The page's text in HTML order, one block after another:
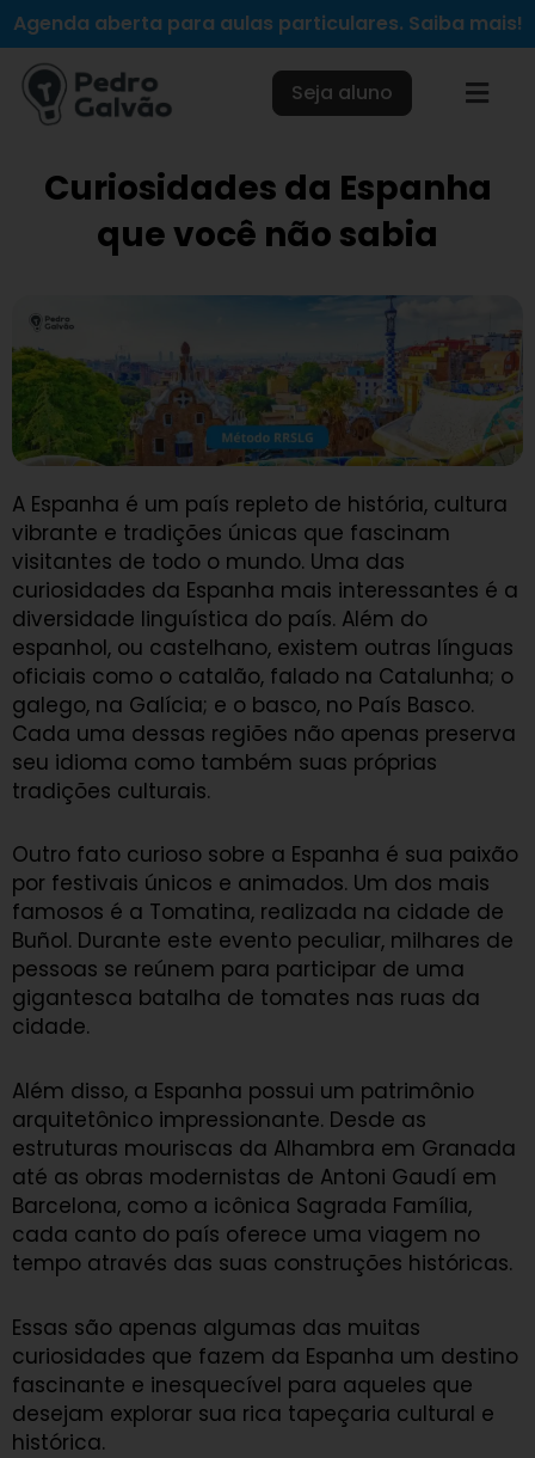
para
conteúdo
Agenda aberta para aulas particulares. Saiba mais!
Seja aluno
Curiosidades da Espanha
que você não sabia
A Espanha é um país repleto de história, cultura
vibrante e tradições únicas que fascinam
visitantes de todo o mundo. Uma das
curiosidades da Espanha mais interessantes é a
diversidade linguística do país. Além do
espanhol, ou castelhano, existem outras línguas
oficiais como o catalão, falado na Catalunha; o
galego, na Galícia; e o basco, no País Basco.
Cada uma dessas regiões não apenas preserva
seu idioma como também suas próprias
tradições culturais.
Outro fato curioso sobre a Espanha é sua paixão
por festivais únicos e animados. Um dos mais
famosos é a Tomatina, realizada na cidade de
Buñol. Durante este evento peculiar, milhares de
pessoas se reúnem para participar de uma
gigantesca batalha de tomates nas ruas da
cidade.
Além disso, a Espanha possui um patrimônio
arquitetônico impressionante. Desde as
estruturas mouriscas da Alhambra em Granada
até as obras modernistas de Antoni Gaudí em
Barcelona, como a icônica Sagrada Família,
cada canto do país oferece uma viagem no
tempo através das suas construções históricas.
Essas são apenas algumas das muitas
curiosidades que fazem da Espanha um destino
fascinante e inesquecível para aqueles que
desejam explorar sua rica tapeçaria cultural e
histórica.